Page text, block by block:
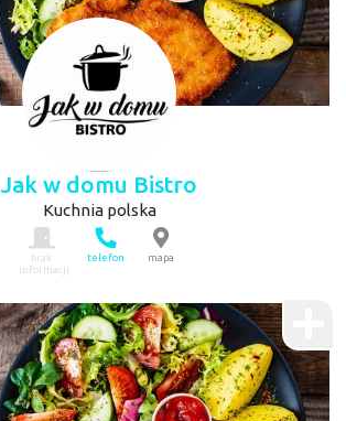
Jak w domu Bistro
Kuchnia polska
brak
informacji
telefon mapa